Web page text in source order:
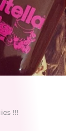
!!!